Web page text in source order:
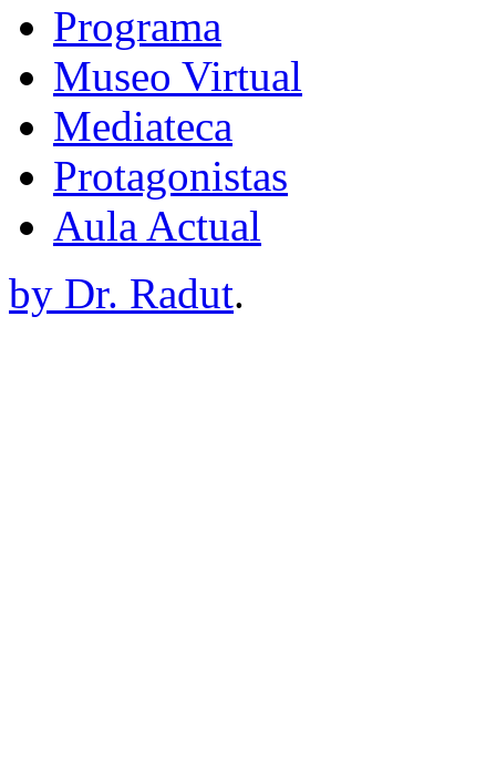
Programa
Museo Virtual
Mediateca
Protagonistas
Aula Actual
by Dr. Radut.